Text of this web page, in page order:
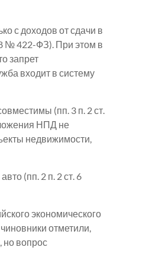
с доходов от сдачи в
№ 422-ФЗ). При этом в
запрет
входит в систему
(пп. 3 п. 2 ст.
НПД не
недвижимости,
(пп. 2 п. 2 ст. 6
экономического
отметили,
но вопрос